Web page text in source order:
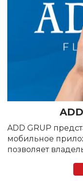
ADD GRUP
мобильное
позволяет
времени.